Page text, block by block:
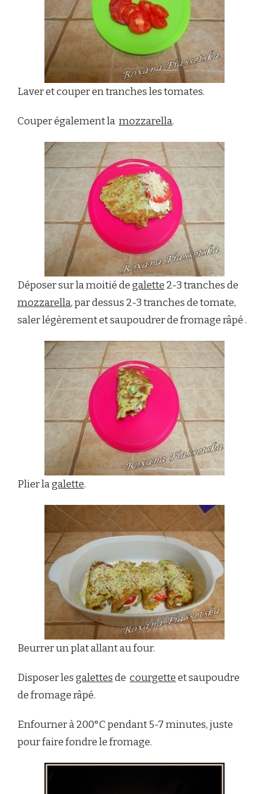
Laver et couper en tranches les tomates.
Couper également la mozzarella.
Déposer sur la moitié degalette 2-3 tranches de
mozzarella, par dessus 2-3 tranches de tomate,
saler légèrement et saupoudrer de fromage râpé .
Plier lagalette.
Beurrer un plat allant au four.
Disposer lesgalettesde courgetteet saupoudre
de fromage râpé.
Enfourner à 200°C pendant 5-7 minutes, juste
pour faire fondre le fromage.